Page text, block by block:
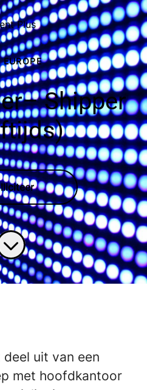
Plus
EUROPE
Shipper
deel uit van een
met hoofdkantoor